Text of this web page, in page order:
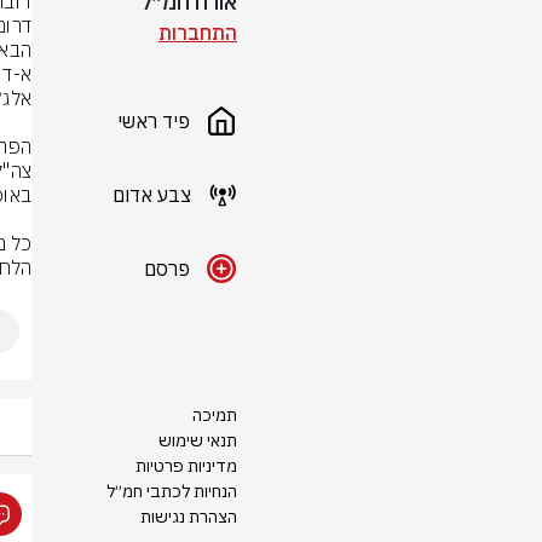
התחברות
פיד ראשי
צבע אדום
פרסם
תמיכה
תנאי שימוש
מדיניות פרטיות
הנחיות לכתבי חמ״ל
הצהרת נגישות